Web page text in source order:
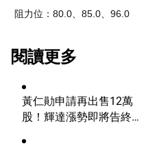
阻力位：80.0、85.0、96.0
閱讀更多
黃仁勛申請再出售12萬
股！輝達漲勢即將告終？